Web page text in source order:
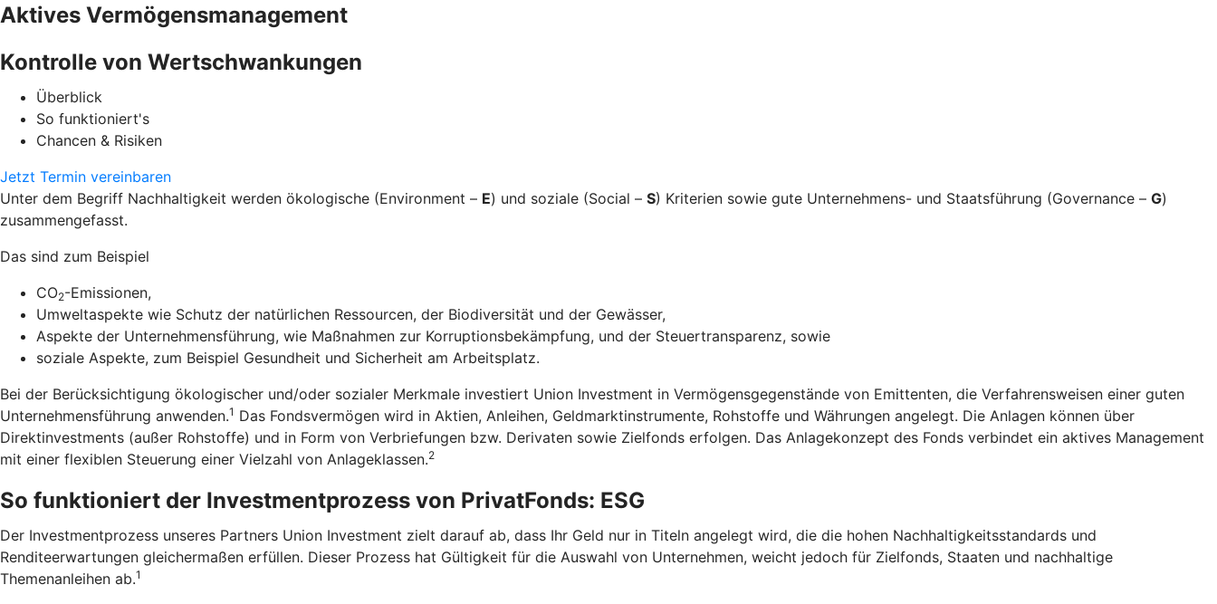
Aktives Vermögensmanagement
Kontrolle von Wertschwankungen
Überblick
So funktioniert's
Chancen & Risiken
Jetzt Termin vereinbaren
Unter dem Begriff Nachhaltigkeit werden ökologische (Environment – E) und soziale (Social – S) Kriterien sowie gute Unternehmens- und Staatsführung (Governance – G)
zusammengefasst.
Das sind zum Beispiel
CO2-Emissionen,
Umweltaspekte wie Schutz der natürlichen Ressourcen, der Biodiversität und der Gewässer,
Aspekte der Unternehmensführung, wie Maßnahmen zur Korruptionsbekämpfung, und der Steuertransparenz, sowie
soziale Aspekte, zum Beispiel Gesundheit und Sicherheit am Arbeitsplatz.
Bei der Berücksichtigung ökologischer und/oder sozialer Merkmale investiert Union Investment in Vermögensgegenstände von Emittenten, die Verfahrensweisen einer guten
Unternehmensführung anwenden.1 Das Fondsvermögen wird in Aktien, Anleihen, Geldmarktinstrumente, Rohstoffe und Währungen angelegt. Die Anlagen können über
Direktinvestments (außer Rohstoffe) und in Form von Verbriefungen bzw. Derivaten sowie Zielfonds erfolgen. Das Anlagekonzept des Fonds verbindet ein aktives Management
mit einer flexiblen Steuerung einer Vielzahl von Anlageklassen.2
So funktioniert der Investmentprozess von PrivatFonds: ESG
Der Investmentprozess unseres Partners Union Investment zielt darauf ab, dass Ihr Geld nur in Titeln angelegt wird, die die hohen Nachhaltigkeitsstandards und
Renditeerwartungen gleichermaßen erfüllen. Dieser Prozess hat Gültigkeit für die Auswahl von Unternehmen, weicht jedoch für Zielfonds, Staaten und nachhaltige
Themenanleihen ab.1